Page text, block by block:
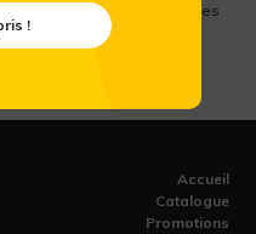
Carolus Single Malt. Les
sont délicieusement
Accueil
Catalogue
Promotions
!